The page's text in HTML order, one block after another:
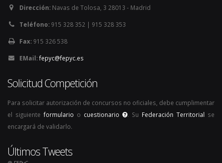
Dirección: Navas de Tolosa, 3 28013 - Madrid
Teléfono: 915 328 352 | 915 328 353
Fax: 915 326 538
EMail:fepyc@fepyc.es
Solicitud Competición
Para solicitar autorización de concursos no oficiales, debe cumplimentar
el siguiente formulario o cuestionario . Su Federación Territorial se
encargará de validarlo.
Últimos Tweets